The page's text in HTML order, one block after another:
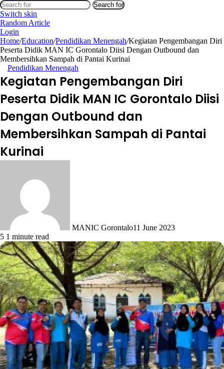
Search for
Switch skin
Random Article
Login
Home/Education/Pendidikan Menengah/Kegiatan Pengembangan Diri
Peserta Didik MAN IC Gorontalo Diisi Dengan Outbound dan
Membersihkan Sampah di Pantai Kurinai
Pendidikan Menengah
Kegiatan Pengembangan Diri
Peserta Didik MAN IC Gorontalo Diisi
Dengan Outbound dan
Membersihkan Sampah di Pantai
Kurinai
MANIC Gorontalo11 June 2023
5 1 minute read